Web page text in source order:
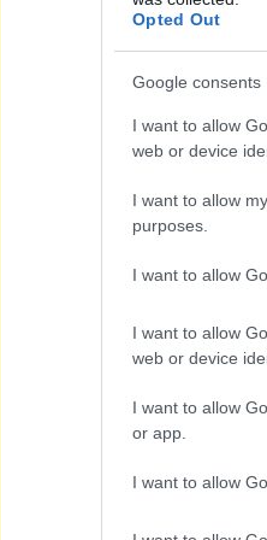
Opted Out
Google consents
I want to allow
web or device
I want to allow
purposes.
I want to allow
I want to allow
web or device
I want to allow
or app.
I want to allow
hiszen nyolc
mondanám, hogy túl